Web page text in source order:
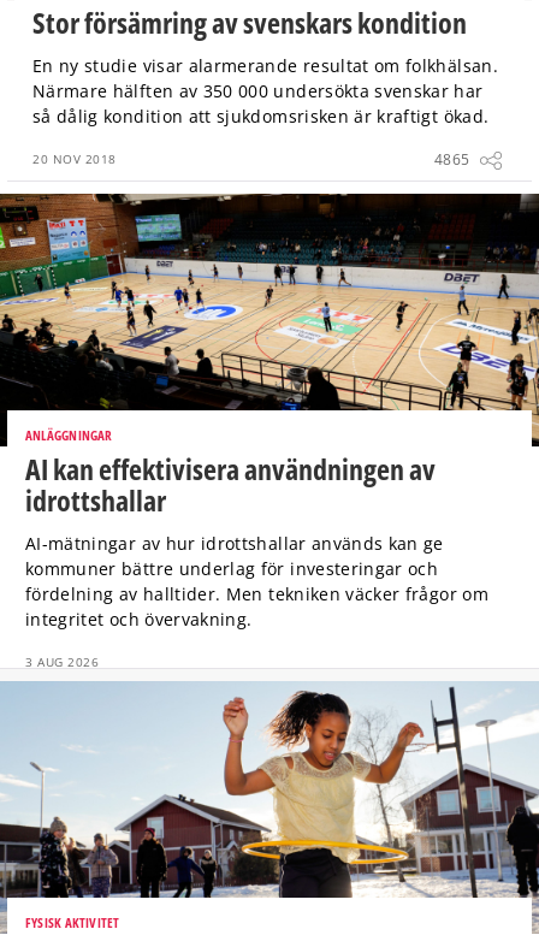
Stor försämring av svenskars kondition
En ny studie visar alarmerande resultat om folkhälsan.
Närmare hälften av 350 000 undersökta svenskar har
så dålig kondition att sjukdomsrisken är kraftigt ökad.
20 NOV 2018 4865
ANLÄGGNINGAR
AI kan effektivisera användningen av
idrottshallar
AI-mätningar av hur idrottshallar används kan ge
kommuner bättre underlag för investeringar och
fördelning av halltider. Men tekniken väcker frågor om
integritet och övervakning.
3 AUG 2026
FYSISK AKTIVITET